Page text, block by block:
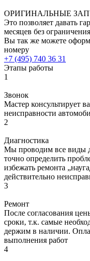
ОРИГИНАЛЬНЫЕ
Это позволяет давать
месяцев без
Вы так же можете
номеру
+7 (495) 740 36 31
Этапы работы
1
Звонок
Мастер консультирует
неисправности
2
Диагностика
Мы проводим все виды
точно определить
избежать ремонта
действительно
3
Ремонт
После согласования
сроки, т.к. самые
держим в наличии.
выполнения работ
4